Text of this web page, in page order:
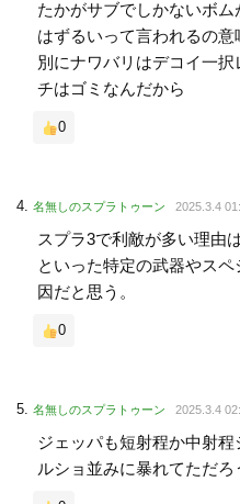
たかがサブでしかないボ
はずるいって言われるの意
別にナワバリはデコイ一
チはゴミなんだから
0
名無しのスプラトゥーン 2025.3.4
スプラ3で利敵が多い理由
といった特定の武器やス
因だと思う。
0
名無しのスプラトゥーン 2025.3.4
ジェッパも短射程か中射
ルショ並みに暴れてただろ